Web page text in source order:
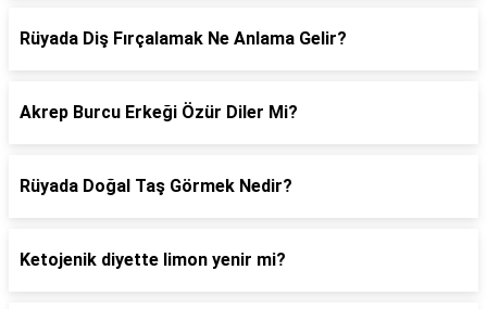
Rüyada Diş Fırçalamak Ne Anlama Gelir?
Akrep Burcu Erkeği Özür Diler Mi?
Rüyada Doğal Taş Görmek Nedir?
Ketojenik diyette limon yenir mi?